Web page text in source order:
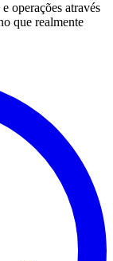
operações através
que realmente